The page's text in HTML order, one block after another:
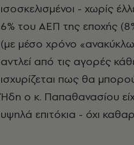
ισοσκελισμένοι - χωρίς
6% του ΑΕΠ της εποχής
(με μέσο χρόνο
αντλεί από τις αγορές
ισχυρίζεται πως θα
Ήδη ο κ. Παπαθανασίου
υψηλά επιτόκια - όχι